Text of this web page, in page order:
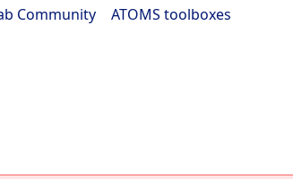
Community ATOMS toolboxes